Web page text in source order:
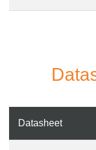
Datasheet